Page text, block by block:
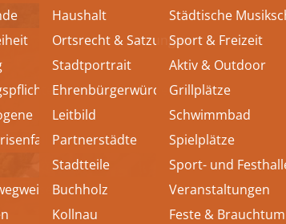
Haushalt
Ortsrecht & Satzungen
Stadtportrait
Ehrenbürgerwürde
Leitbild
Partnerstädte
Stadtteile
Buchholz
Kollnau
Städtische
Sport & Freizeit
Aktiv & Outdoor
Grillplätze
Schwimmbad
Spielplätze
Sport- und
Veranstaltungen
Feste & Brauchtum